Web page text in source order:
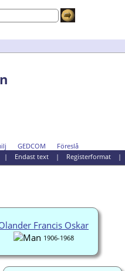
GEDCOM
Föreslå
| Endast text| Registerformat|
Francis Oskar
1906-1968